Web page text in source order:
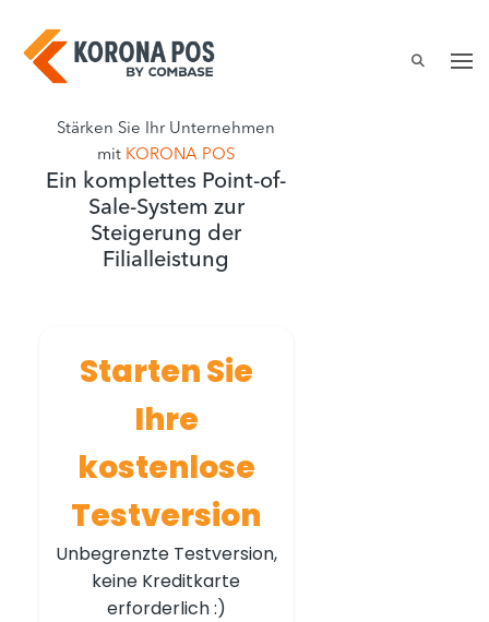
Inhalt
springen
Stärken Sie Ihr Unternehmen
mit KORONA POS
Ein komplettes Point-of-
Sale-System zur
Steigerung der
Filialleistung
Starten Sie
Ihre
kostenlose
Testversion
Unbegrenzte Testversion,
keine Kreditkarte
erforderlich :)